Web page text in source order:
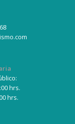
hrs.
hrs.